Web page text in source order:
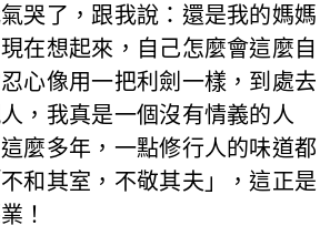
哭了，跟我說：還是我的媽媽
在想起來，自己怎麼會這麼自
心像用一把利劍一樣，到處去
，我真是一個沒有情義的人
麼多年，一點修行人的味道都
和其室，不敬其夫」，這正是
！